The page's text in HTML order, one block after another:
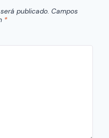
publicado. Campos
*